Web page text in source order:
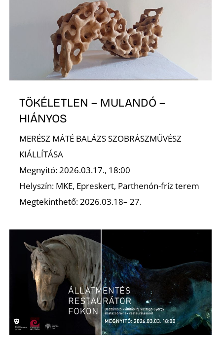
TÖKÉLETLEN – MULANDÓ –
HIÁNYOS
MERÉSZ MÁTÉ BALÁZS SZOBRÁSZMŰVÉSZ
KIÁLLÍTÁSA
Megnyitó: 2026.03.17., 18:00
Helyszín: MKE, Epreskert, Parthenón-fríz terem
Megtekinthető: 2026.03.18– 27.